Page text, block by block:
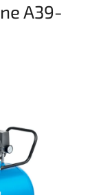
A39-